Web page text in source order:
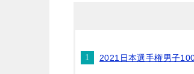
2021日本選手権男子